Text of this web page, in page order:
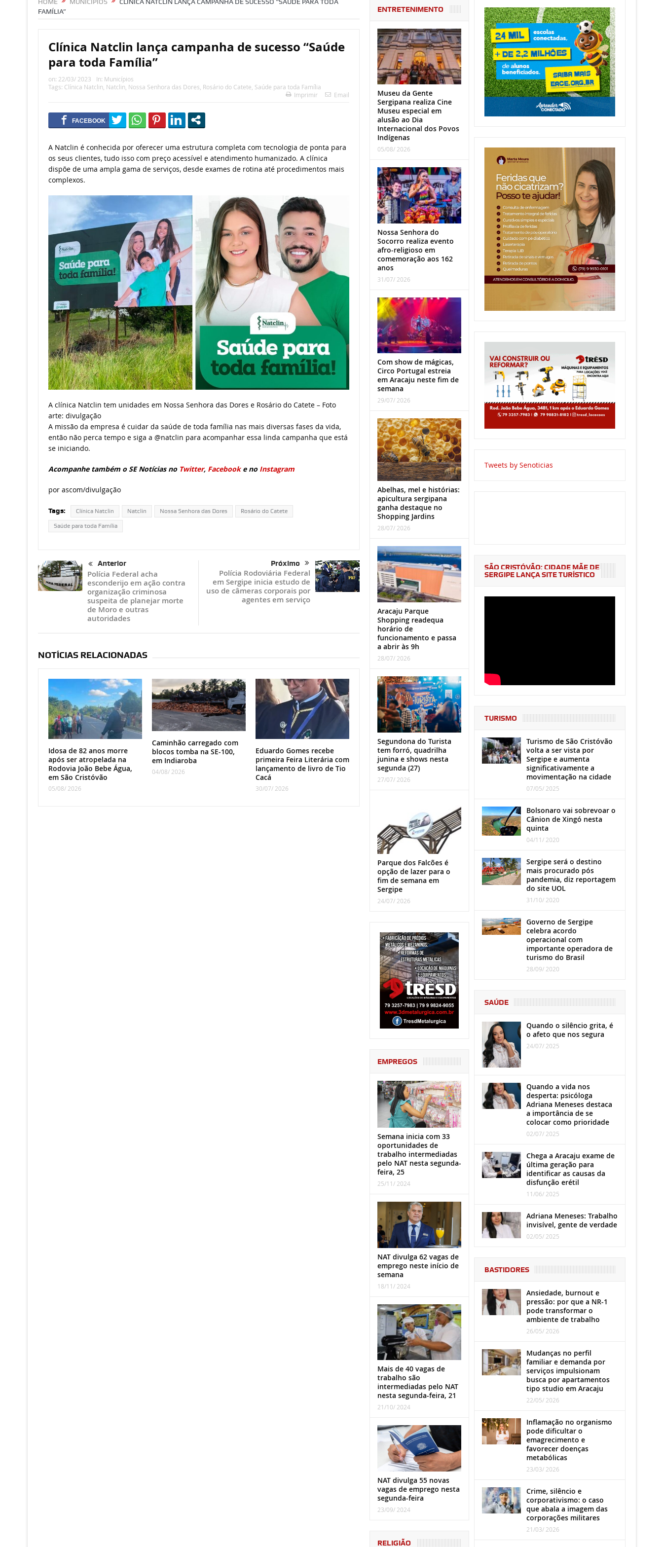
FAMÍLIA”
Clínica Natclin lança campanha de sucesso “Saúde
para toda Família”
on: 22/03/ 2023 In: Municípios
Tags: Clínica Natclin Natclin Nossa Senhora das Dores Rosário do Catete Saúde para toda Família
Imprimir
Email
A Natclin é conhecida por oferecer uma estrutura completa com tecnologia de ponta para
os seus clientes, tudo isso com preço acessível e atendimento humanizado. A clínica
dispõe de uma ampla gama de serviços, desde exames de rotina até procedimentos mais
complexos.
A clínica Natclin tem unidades em Nossa Senhora das Dores e Rosário do Catete – Foto
arte: divulgação
A missão da empresa é cuidar da saúde de toda família nas mais diversas fases da vida,
então não perca tempo e siga a @natclin para acompanhar essa linda campanha que está
se iniciando.
Acompanhe também o SE Notícias no Twitter, Facebooke no Instagram
por ascom/divulgação
Tags: Clínica Natclin Natclin Nossa Senhora das Dores Rosário do Catete
Saúde para toda Família
Anterior
Polícia Federal acha
esconderijo em ação contra
organização criminosa
suspeita de planejar morte
de Moro e outras
autoridades
Próximo
Polícia Rodoviária Federal
em Sergipe inicia estudo de
uso de câmeras corporais por
agentes em serviço
NOTÍCIAS RELACIONADAS
Idosa de 82 anos morre
após ser atropelada na
Rodovia João Bebe Água,
em São Cristóvão
05/08/ 2026
Caminhão carregado com
blocos tomba na SE-100,
em Indiaroba
04/08/ 2026
Eduardo Gomes recebe
primeira Feira Literária com
lançamento de livro de Tio
Cacá
30/07/ 2026
ENTRETENIMENTO
Museu da Gente
Sergipana realiza Cine
Museu especial em
alusão ao Dia
Internacional dos Povos
Indígenas
05/08/ 2026
Nossa Senhora do
Socorro realiza evento
afro-religioso em
comemoração aos 162
anos
31/07/ 2026
Com show de mágicas,
Circo Portugal estreia
em Aracaju neste fim de
semana
29/07/ 2026
Abelhas, mel e histórias:
apicultura sergipana
ganha destaque no
Shopping Jardins
28/07/ 2026
Aracaju Parque
Shopping readequa
horário de
funcionamento e passa
a abrir às 9h
28/07/ 2026
Segundona do Turista
tem forró, quadrilha
junina e shows nesta
segunda (27)
27/07/ 2026
Parque dos Falcões é
opção de lazer para o
fim de semana em
Sergipe
24/07/ 2026
EMPREGOS
Semana inicia com 33
oportunidades de
trabalho intermediadas
pelo NAT nesta segunda-
feira, 25
25/11/ 2024
NAT divulga 62 vagas de
emprego neste início de
semana
18/11/ 2024
Mais de 40 vagas de
trabalho são
intermediadas pelo NAT
nesta segunda-feira, 21
21/10/ 2024
NAT divulga 55 novas
vagas de emprego nesta
segunda-feira
23/09/ 2024
RELIGIÃO
Tweets by Senoticias
SÃO CRISTÓVÃO: CIDADE MÃE DE
SERGIPE LANÇA SITE TURÍSTICO
TURISMO
Turismo de São Cristóvão
volta a ser vista por
Sergipe e aumenta
significativamente a
movimentação na cidade
07/05/ 2025
Bolsonaro vai sobrevoar o
Cânion de Xingó nesta
quinta
04/11/ 2020
Sergipe será o destino
mais procurado pós
pandemia, diz reportagem
do site UOL
31/10/ 2020
Governo de Sergipe
celebra acordo
operacional com
importante operadora de
turismo do Brasil
28/09/ 2020
SAÚDE
Quando o silêncio grita, é
o afeto que nos segura
24/07/ 2025
Quando a vida nos
desperta: psicóloga
Adriana Meneses destaca
a importância de se
colocar como prioridade
02/07/ 2025
Chega a Aracaju exame de
última geração para
identificar as causas da
disfunção erétil
11/06/ 2025
Adriana Meneses: Trabalho
invisível, gente de verdade
02/05/ 2025
BASTIDORES
Ansiedade, burnout e
pressão: por que a NR-1
pode transformar o
ambiente de trabalho
26/05/ 2026
Mudanças no perfil
familiar e demanda por
serviços impulsionam
busca por apartamentos
tipo studio em Aracaju
22/05/ 2026
Inflamação no organismo
pode dificultar o
emagrecimento e
favorecer doenças
metabólicas
23/03/ 2026
Crime, silêncio e
corporativismo: o caso
que abala a imagem das
corporações militares
21/03/ 2026